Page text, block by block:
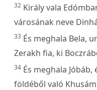
32 Király vala
városának neve
33 És meghala Bela,
Zerakh fia, ki
34 És meghala
földéből való